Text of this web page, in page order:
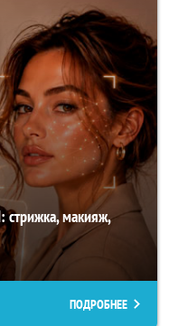
стрижка, макияж,
ПОДРОБНЕЕ